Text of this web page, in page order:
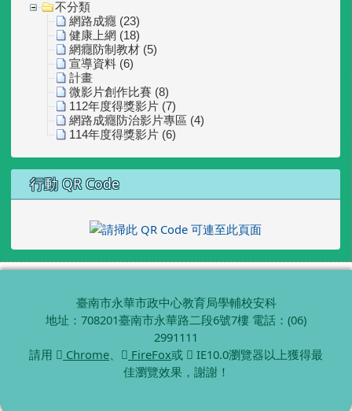
不分類
網路成癮 (23)
健康上網 (18)
網癮防制教材 (5)
宣導資料 (6)
計畫
微影片創作比賽 (8)
112年度得獎影片 (7)
網路成癮防治影片專區 (4)
114年度得獎影片 (6)
行動 QR Code
臺南市永華市政中心教育局學輔校安科
地址：708201臺南市永華路二段6號7樓 電話：(06)
2991111
請用
Chrome FireFox或
IE10.0瀏覽器以上獲得最
佳瀏覽效果，謝謝！